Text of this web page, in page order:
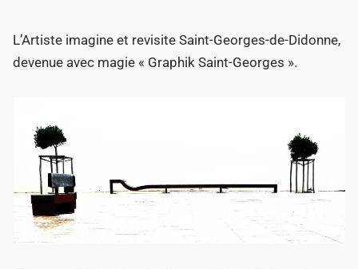
L’Artiste imagine et revisite Saint-Georges-de-Didonne,
devenue avec magie « Graphik Saint-Georges ».